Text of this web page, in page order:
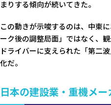
まりする傾向が続いてきた。
この動きが示唆するのは、中東
ーク後の調整局面」ではなく、
ドライバーに支えられた「第二
化だ。
日本の建設業・重機メ